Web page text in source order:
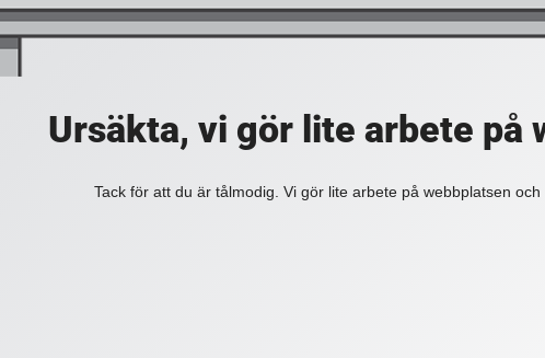
Ursäkta, vi gör lite arbete på
Tack för att du är tålmodig. Vi gör lite arbete på webbplatsen och